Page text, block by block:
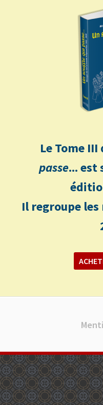
Le Tome III
passe... est
Il regroupe les